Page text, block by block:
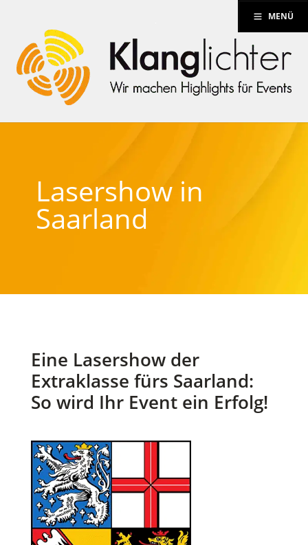
MENÜ
Lasershow in
Saarland
Eine Lasershow der
Extraklasse fürs Saarland:
So wird Ihr Event ein Erfolg!